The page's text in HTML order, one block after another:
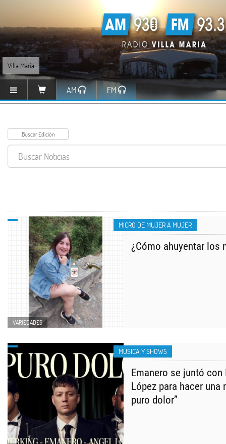
Villa María
AM FM
MICRO DE MUJER A MUJER
VARIEDADES
¿Cómo ahuyentar los
MUSICA Y SHOWS
Emanero se juntó con
López para hacer una
puro dolor”